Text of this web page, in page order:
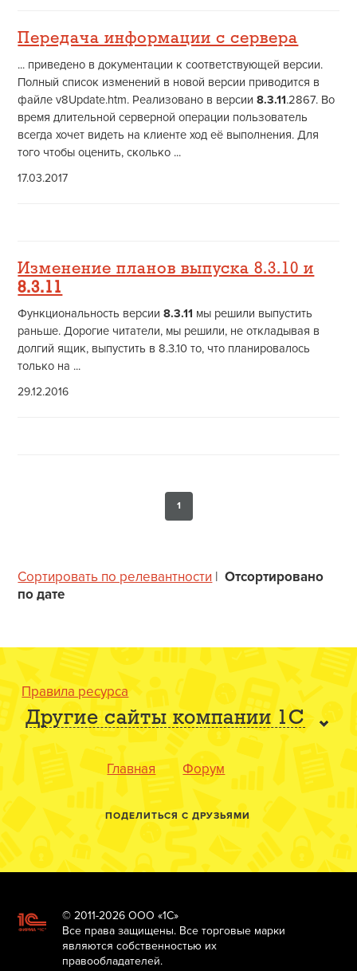
Передача информации с сервера
... приведено в документации к соответствующей версии.
Полный список изменений в новой версии приводится в
файле v8Update.htm. Реализовано в версии8.3.11.2867. Во
время длительной серверной операции пользователь
всегда хочет видеть на клиенте ход её выполнения. Для
того чтобы оценить, сколько ...
17.03.2017
Изменение планов выпуска 8.3.10 и
8.3.11
Функциональность версии8.3.11 мы решили выпустить
раньше. Дорогие читатели, мы решили, не откладывая в
долгий ящик, выпустить в 8.3.10 то, что планировалось
только на ...
29.12.2016
1
Сортировать по релевантности |Отсортировано
по дате
Правила ресурса
Другие сайты компании 1С
Главная Форум
ПОДЕЛИТЬСЯ С ДРУЗЬЯМИ
© 2011-2026 ООО «1С»
Все права защищены. Все торговые марки
являются собственностью их
правообладателей.